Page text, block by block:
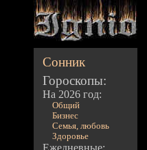
Сонник
Гороскопы:
На 2026 год:
Общий
Бизнес
Семья, любовь
Здоровье
Ежедневные: